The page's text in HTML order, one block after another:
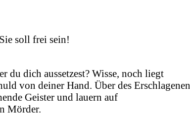
soll frei sein!
du dich aussetzest? Wisse, noch liegt
von deiner Hand. Über des Erschlagenen
Geister und lauern auf
Mörder.